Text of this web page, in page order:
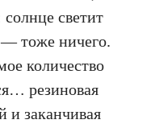
светит
тоже ничего.
количество
резиновая
и заканчивая